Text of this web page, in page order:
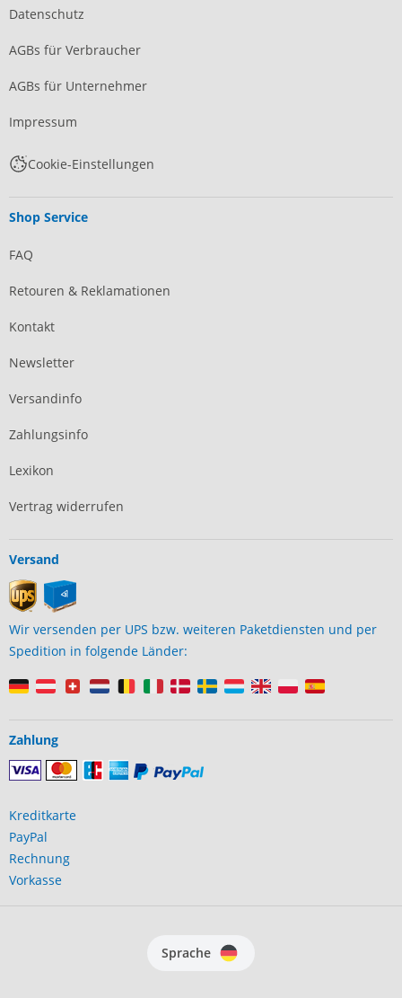
Datenschutz
AGBs für Verbraucher
AGBs für Unternehmer
Impressum
Cookie-Einstellungen
Shop Service
FAQ
Retouren & Reklamationen
Kontakt
Newsletter
Versandinfo
Zahlungsinfo
Lexikon
Vertrag widerrufen
Versand
Wir versenden per UPS bzw. weiteren Paketdiensten und per
Spedition in folgende Länder:
Zahlung
Kreditkarte
PayPal
Rechnung
Vorkasse
Sprache